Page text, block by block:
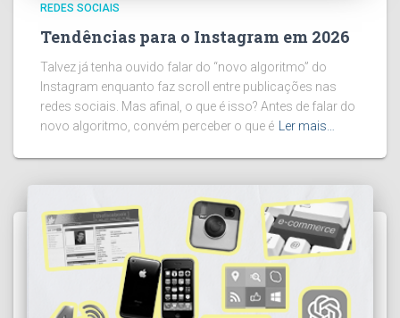
REDES SOCIAIS
Tendências para o Instagram em 2026
Talvez já tenha ouvido falar do “novo algoritmo” do
Instagram enquanto faz scroll entre publicações nas
redes sociais. Mas afinal, o que é isso? Antes de falar do
novo algoritmo, convém perceber o que é
Ler mais…